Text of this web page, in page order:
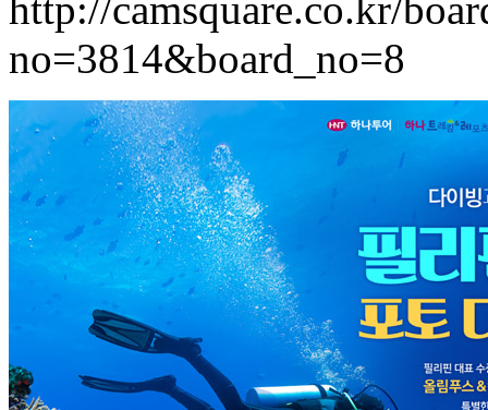
no=3814&board_no=8